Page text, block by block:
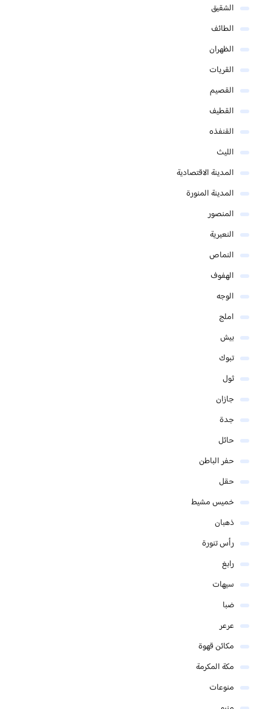
الشقيق
الطائف
الظهران
القريات
القصيم
القطيف
القنفذه
الليث
المدينة الاقتصادية
المدينة المنورة
المنصور
النعيرية
النماص
الهفوف
الوجه
املج
بيش
تبوك
ثول
جازان
جدة
حائل
حفر الباطن
حقل
خميس مشيط
ذهبان
رأس تنورة
رابغ
سيهات
ضبا
عرعر
مكائن قهوة
مكة المكرمة
منوعات